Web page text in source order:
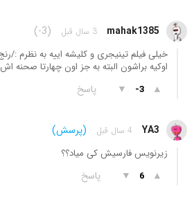
mahak1385 3 سال قبل (-3)
اوکیه براشون البته به جز اون چهارتا صحنه اش
▲
-3
▼ پاسخ
YA3 4 سال قبل (پرسش)
زیرنویس فارسیش کی میاد؟؟
▲
6
▼ پاسخ